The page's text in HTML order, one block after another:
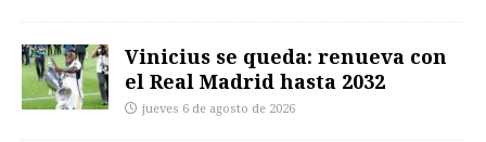
Vinicius se queda: renueva con
el Real Madrid hasta 2032
jueves 6 de agosto de 2026